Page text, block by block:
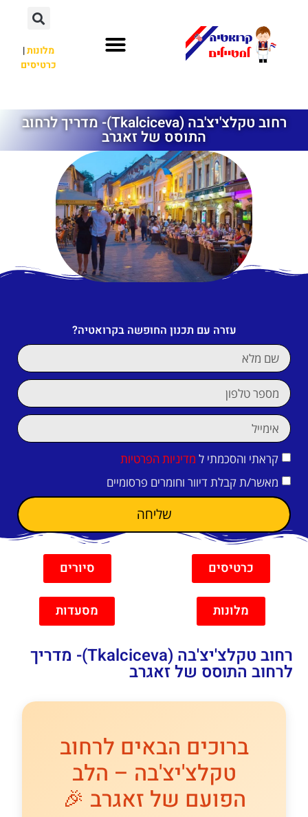
מלונות|
כרטיסים
רחוב טקלצ'יצ'בה (Tkalciceva)- מדריך לרחוב
התוסס של זאגרב
עזרה עם תכנון החופשה בקרואטיה?
קראתי והסכמתי ל מדיניות הפרטיות
מאשר/ת קבלת דיוור וחומרים פרסומיים
שליחה
כרטיסים סיורים
מלונות מסעדות
רחוב טקלצ'יצ'בה (Tkalciceva)- מדריך
לרחוב התוסס של זאגרב
ברוכים הבאים לרחוב
טקלצ'יצ'בה – הלב
הפועם של זאגרב 🎉